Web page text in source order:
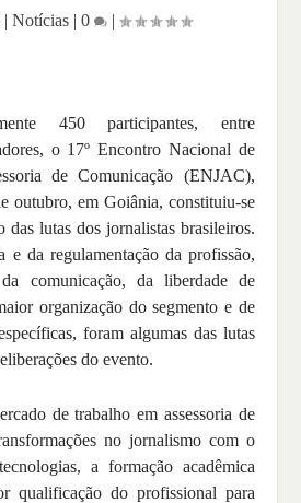
| Notícias| 0 |
450 participantes, entre
o 17º Encontro Nacional de
de Comunicação (ENJAC),
outubro, em Goiânia, constituiu-se
das lutas dos jornalistas brasileiros.
e da regulamentação da profissão,
comunicação, da liberdade de
organização do segmento e de
foram algumas das lutas
do evento.
de trabalho em assessoria de
no jornalismo com o
a formação acadêmica
qualificação do profissional para